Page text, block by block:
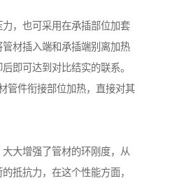
，也可采用在承插部位加套
材插入端和承插端别离加热
即可达到对比结实的联系。
管件衔接部位加热，直接对其
大增强了管材的环刚度，从
抵抗力，在这个性能方面，